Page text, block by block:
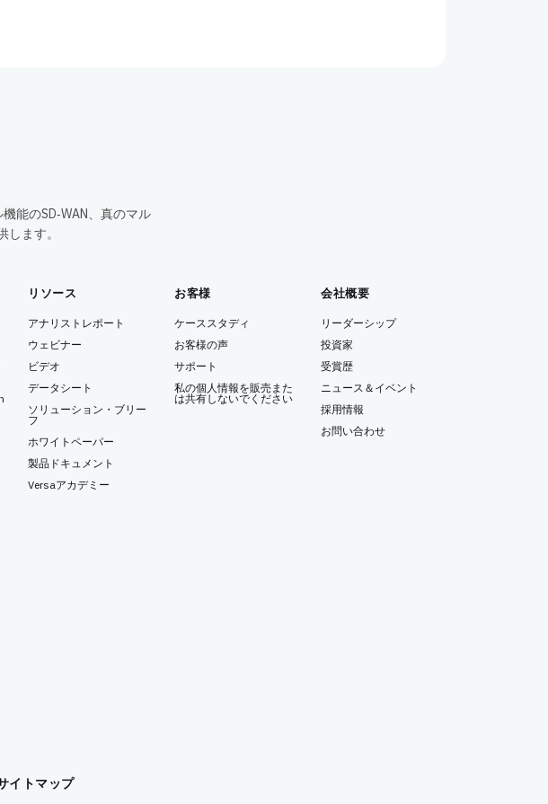
能のSD‑WAN、真のマル
ます。
リソース
アナリストレポート
ウェビナー
ビデオ
データシート
ソリューション・ブリー
フ
ホワイトペーパー
製品ドキュメント
Versaアカデミー
お客様
ケーススタディ
お客様の声
サポート
私の個人情報を販売また
は共有しないでください
会社概要
リーダーシップ
投資家
受賞歴
ニュース＆イベント
採用情報
お問い合わせ
イトマップ